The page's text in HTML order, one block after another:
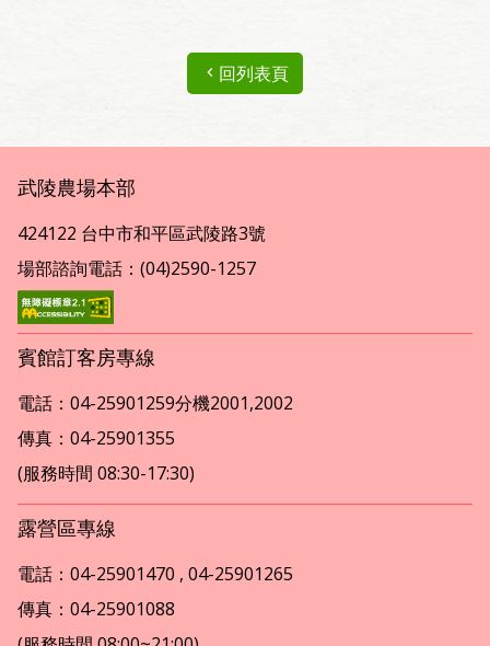
回列表頁
武陵農場本部
424122 台中市和平區武陵路3號
場部諮詢電話：(04)2590-1257
賓館訂客房專線
電話：04-25901259分機2001,2002
傳真：04-25901355
(服務時間 08:30-17:30)
露營區專線
電話：04-25901470 , 04-25901265
傳真：04-25901088